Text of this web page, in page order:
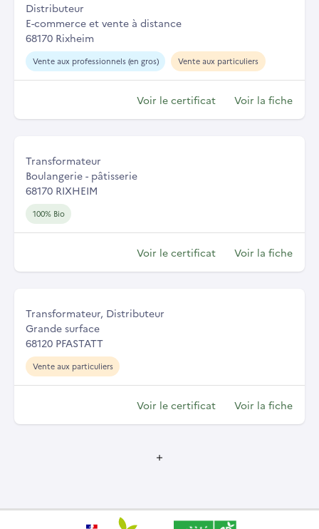
Distributeur
E-commerce et vente à distance
68170 Rixheim
Vente aux professionnels (en gros) Vente aux particuliers
Voir le certificat Voir la fiche
Transformateur
Boulangerie - pâtisserie
68170 RIXHEIM
100% Bio
Voir le certificat Voir la fiche
Transformateur, Distributeur
Grande surface
68120 PFASTATT
Vente aux particuliers
Voir le certificat Voir la fiche